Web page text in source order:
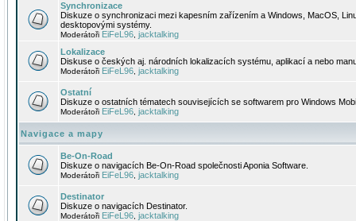
Synchronizace
Diskuze o synchronizaci mezi kapesním zařízením a Windows, MacOS,
desktopovými systémy.
Moderátoři EiFeL96 jacktalking
Lokalizace
Diskuse o českých aj. národních lokalizacích systému, aplikací a nebo
Moderátoři EiFeL96 jacktalking
Ostatní
Diskuze o ostatních tématech souvisejících se softwarem pro Windows
Moderátoři EiFeL96 jacktalking
Navigace a mapy
Be-On-Road
Diskuze o navigacích Be-On-Road společnosti Aponia Software.
Moderátoři EiFeL96 jacktalking
Destinator
Diskuze o navigacích Destinator.
Moderátoři EiFeL96 jacktalking